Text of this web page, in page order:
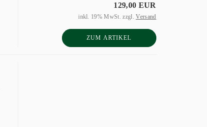
129,00 EUR
inkl. 19% MwSt. zzgl.Versand
ZUM ARTIKEL